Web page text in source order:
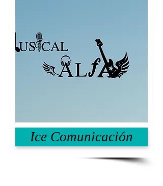
Ice Comunicación